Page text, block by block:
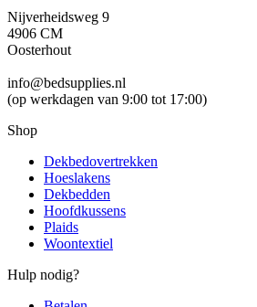
Nijverheidsweg 9
4906 CM
Oosterhout
info@bedsupplies.nl
(op werkdagen van 9:00 tot 17:00)
Shop
Dekbedovertrekken
Hoeslakens
Dekbedden
Hoofdkussens
Plaids
Woontextiel
Hulp nodig?